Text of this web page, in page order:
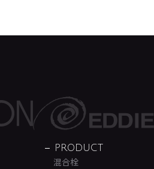
PRODUCT
混合栓